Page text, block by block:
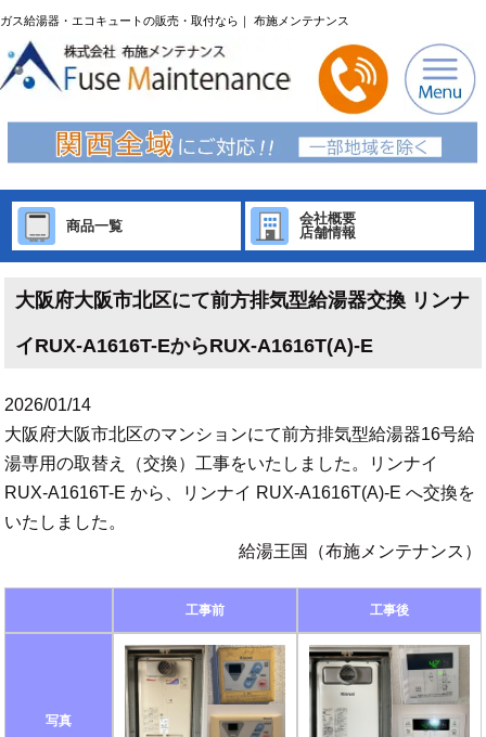
ガス給湯器・エコキュートの販売・取付なら｜ 布施メンテナンス
商品一覧
会社概要
店舗情報
大阪府大阪市北区にて前方排気型給湯器交換 リンナ
イRUX-A1616T-EからRUX-A1616T(A)-E
2026/01/14
大阪府大阪市北区のマンションにて前方排気型給湯器16号給
湯専用の取替え（交換）工事をいたしました。リンナイ
RUX-A1616T-E から、リンナイ RUX-A1616T(A)-E へ交換を
いたしました。
給湯王国（布施メンテナンス）
工事前 工事後
写真